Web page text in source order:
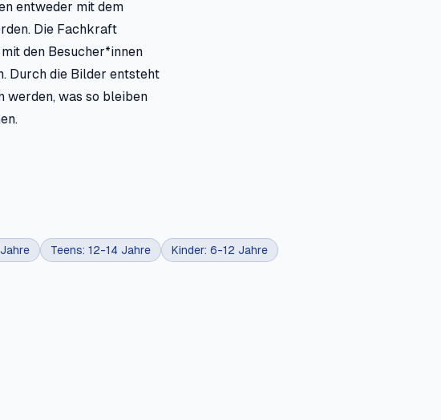
entweder mit dem
Die Fachkraft
den Besucher*innen
Durch die Bilder entsteht
werden, was so bleiben
Teens: 12-14 Jahre Kinder: 6-12 Jahre